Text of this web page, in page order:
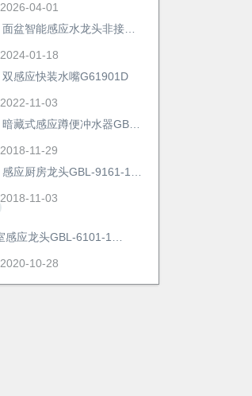
2026-04-01
2024-01-18
双感应快装水嘴G61901D
2022-11-03
2018-11-29
2018-11-03
2020-10-28